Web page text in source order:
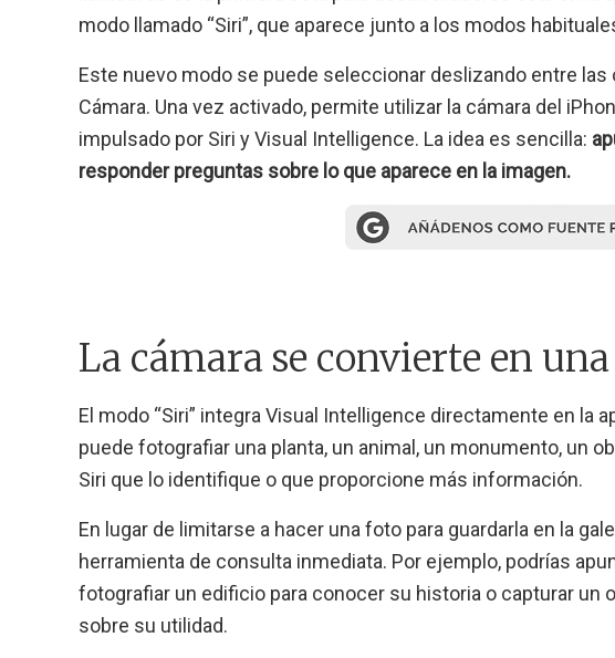
modo llamado “Siri”, que aparece junto a los modos
Este nuevo modo se puede seleccionar deslizando entre
Cámara. Una vez activado, permite utilizar la cámara del
impulsado por Siri y Visual Intelligence. La idea es sencilla:
responder preguntas sobre lo que aparece en la imagen.
La cámara se convierte en
El modo “Siri” integra Visual Intelligence directamente en la
puede fotografiar una planta, un animal, un monumento, un
Siri que lo identifique o que proporcione más información.
En lugar de limitarse a hacer una foto para guardarla en la
herramienta de consulta inmediata. Por ejemplo, podrías
fotografiar un edificio para conocer su historia o capturar un
sobre su utilidad.